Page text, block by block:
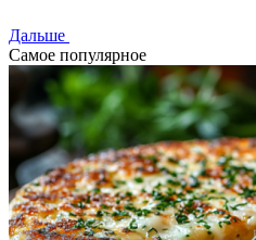
Дальше
Самое популярное